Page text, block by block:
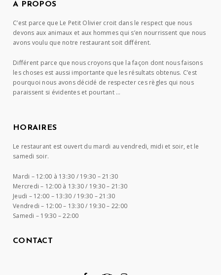
A PROPOS
C’est parce que Le Petit Olivier croit dans le respect que nous
devons aux animaux et aux hommes qui s’en nourrissent que nous
avons voulu que notre restaurant soit différent.
Différent parce que nous croyons que la façon dont nous faisons
les choses est aussi importante que les résultats obtenus. C’est
pourquoi nous avons décidé de respecter ces règles qui nous
paraissent si évidentes et pourtant …
HORAIRES
Le restaurant est ouvert du mardi au vendredi, midi et soir, et le
samedi soir.
Mardi – 12:00 à 13:30 / 19:30 – 21:30
Mercredi – 12:00 à 13:30 / 19:30 – 21:30
Jeudi – 12:00 – 13:30 / 19:30 – 21:30
Vendredi – 12:00 – 13:30 / 19:30 – 22:00
Samedi – 19:30 – 22:00
CONTACT